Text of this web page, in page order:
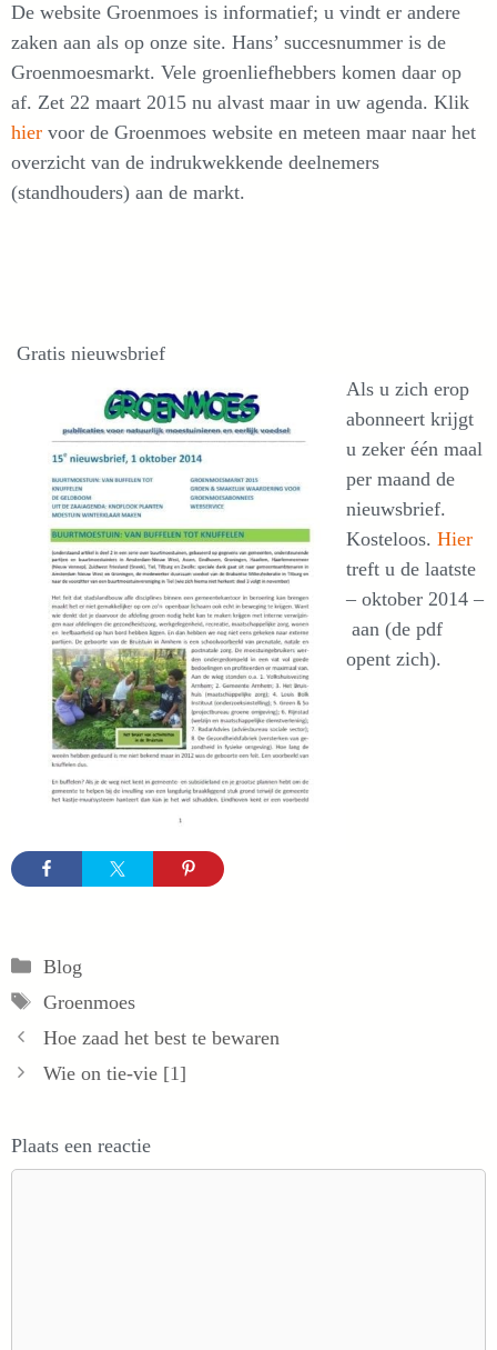
De website Groenmoes is informatief; u vindt er andere
zaken aan als op onze site. Hans’ succesnummer is de
Groenmoesmarkt. Vele groenliefhebbers komen daar op
af. Zet 22 maart 2015 nu alvast maar in uw agenda. Klik
hier voor de Groenmoes website en meteen maar naar het
overzicht van de indrukwekkende deelnemers
(standhouders) aan de markt.
Gratis nieuwsbrief
Als u zich erop
abonneert krijgt
u zeker één maal
per maand de
nieuwsbrief.
Kosteloos. Hier
treft u de laatste
– oktober 2014 –
aan (de pdf
opent zich).
Categorieën
Blog
Tags
Groenmoes
Hoe zaad het best te bewaren
Wie on tie-vie [1]
Plaats een reactie